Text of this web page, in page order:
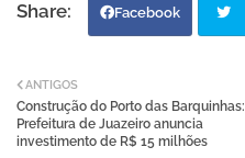
Facebook
tter
ANTIGOS
Construção do Porto das Barquinhas:
Prefeitura de Juazeiro anuncia
investimento de R$ 15 milhões